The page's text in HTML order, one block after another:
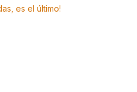
es el último!